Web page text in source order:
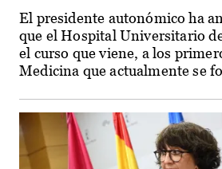
El presidente autonómico ha
que el Hospital Universitario
el curso que viene, a los
Medicina que actualmente se